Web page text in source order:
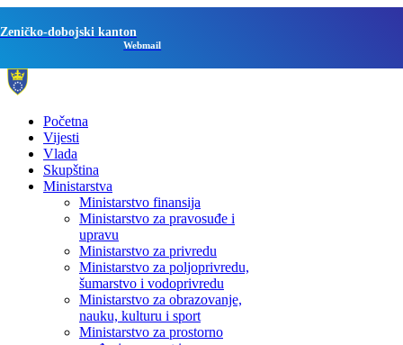
Zeničko-dobojski kanton
Webmail
Početna
Vijesti
Vlada
Skupština
Ministarstva
Ministarstvo finansija
Ministarstvo za pravosuđe i
upravu
Ministarstvo za privredu
Ministarstvo za poljoprivredu,
šumarstvo i vodoprivredu
Ministarstvo za obrazovanje,
nauku, kulturu i sport
Ministarstvo za prostorno